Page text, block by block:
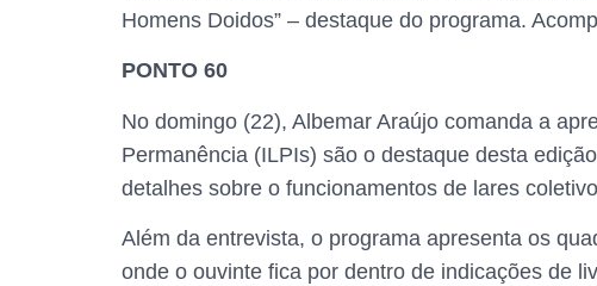
Homens Doidos” – destaque do programa.
PONTO 60
No domingo (22), Albemar Araújo comanda a
Permanência (ILPIs) são o destaque desta
detalhes sobre o funcionamentos de lares
Além da entrevista, o programa apresenta os
onde o ouvinte fica por dentro de indicações de